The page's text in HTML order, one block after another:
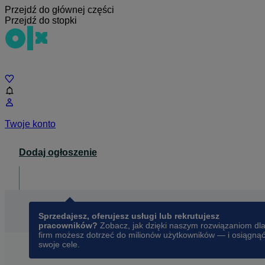
Przejdź do głównej części
Przejdź do stopki
Twoje konto
Dodaj ogłoszenie
Sprzedajesz, oferujesz usługi lub rekrutujesz
pracowników? Zobacz, jak dzięki naszym rozwiązaniom dla
firm możesz dotrzeć do milionów użytkowników — i osiągnąć
swoje cele.